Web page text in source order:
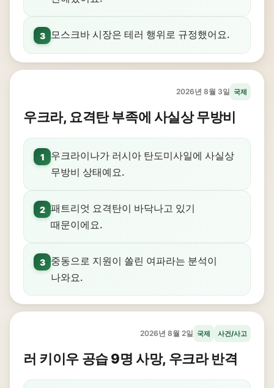
3 모스크바 시장은 테러 행위로 규정했어요.
2026년 8월 3일 국제
우크라, 요격탄 부족에 사실상 무방비
1
우크라이나가 러시아 탄도미사일에 사실상
무방비 상태예요.
2 패트리엇 요격탄이 바닥나고 있기
때문이에요.
3
중동으로 지원이 쏠린 여파라는 분석이
나와요.
2026년 8월 2일 국제 사건/사고
러 키이우 공습 9명 사망, 우크라 반격